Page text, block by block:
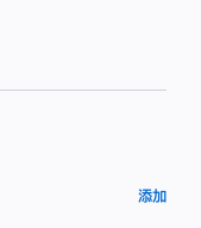
添加